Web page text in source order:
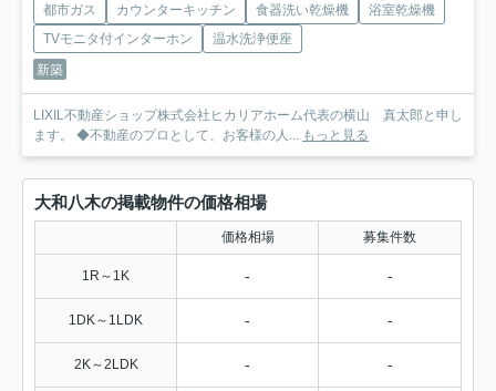
都市ガス カウンターキッチン 食器洗い乾燥機
浴室乾燥機
TVモニタ付インターホン
温水洗浄便座
新築
LIXIL不動産ショップ株式会社ヒカリアホーム代表の横山 真太郎と申し
ます。 ◆不動産のプロとして、お客様の人... もっと見る
大和八木の掲載物件の価格相場
価格相場 募集件数
1R～1K - -
1DK～1LDK - -
2K～2LDK - -